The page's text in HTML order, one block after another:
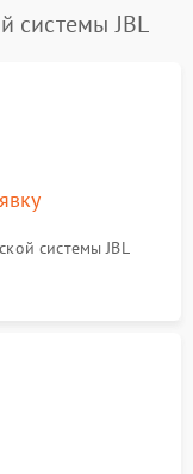
системы JBL
системы JBL